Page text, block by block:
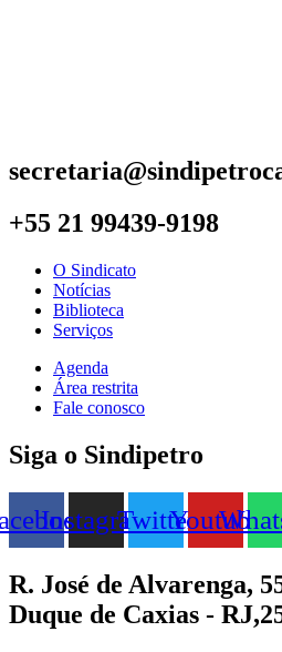
+55 21 99439-9198
O Sindicato
Notícias
Biblioteca
Serviços
Agenda
Área restrita
Fale conosco
Siga o Sindipetro
InstagramTwitterYoutube
R. José de Alvarenga,
Duque de Caxias -